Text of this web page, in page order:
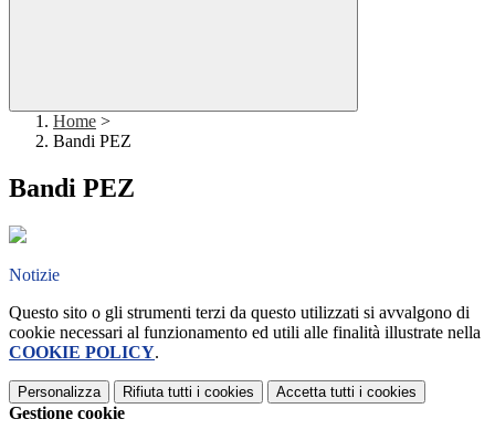
Home >
Bandi PEZ
Bandi PEZ
Notizie
Questo sito o gli strumenti terzi da questo utilizzati si avvalgono di
cookie necessari al funzionamento ed utili alle finalità illustrate nella
COOKIE POLICY.
Personalizza Rifiuta tutti i cookies Accetta tutti i cookies
Gestione cookie